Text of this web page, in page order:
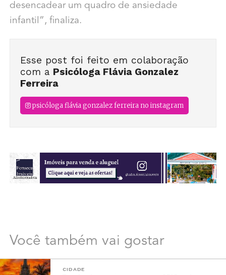
desencadear um quadro de ansiedade
infantil”, finaliza.
Esse post foi feito em colaboração
com a Psicóloga Flávia Gonzalez
Ferreira
psicóloga flávia gonzalez ferreira no instagram
Você também vai gostar
CIDADE